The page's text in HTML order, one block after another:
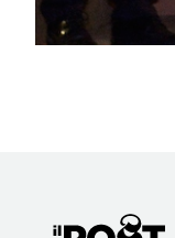
SHOP
Newsletter